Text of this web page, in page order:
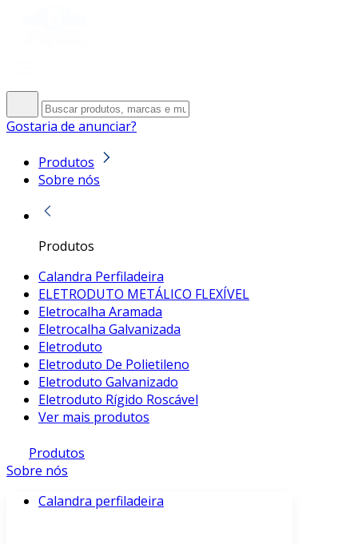
Gostaria de anunciar?
Produtos
Sobre nós
Produtos
Calandra Perfiladeira
ELETRODUTO METÁLICO FLEXÍVEL
Eletrocalha Aramada
Eletrocalha Galvanizada
Eletroduto
Eletroduto De Polietileno
Eletroduto Galvanizado
Eletroduto Rígido Roscável
Ver mais produtos
Produtos
Sobre nós
Calandra perfiladeira